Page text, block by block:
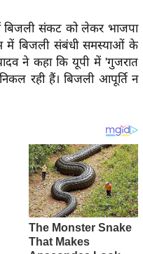
बिजली संकट को लेकर भाजपा
में बिजली संबंधी समस्याओं के
ने कहा कि यूपी में 'गुजरात
रही हैं। बिजली आपूर्ति न